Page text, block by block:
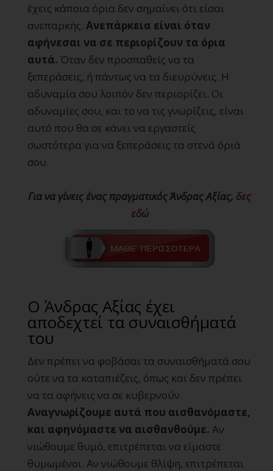
έχεις κάποια όρια δεν σημαίνει ότι είσαι
ανεπαρκής. Ανεπάρκεια είναι όταν
αφήνεσαι να σε περιορίζουν τα όρια
αυτά. Όταν δεν προσπαθείς να τα
ξεπεράσεις, ή πάντως να τα διευρύνεις. Η
αδυναμία σου λοιπόν δεν περιορίζει. Οι
αδυναμίες σου, και το να τις γνωρίζεις, είναι
αυτό που θα σε κάνει να εργαστείς
σωστότερα για να ξεπεράσεις τα στενά όριά
σου.
Για να γίνεις ένας πραγματικός Άνδρας Αξίας, δες
εδώ
Ο Άνδρας Αξίας έχει
αποδεχτεί τα συναισθήματά
του
Δεν πρέπει να φοβάσαι τα συναισθήματά σου
ούτε να τα καταπιέζεις, όπως και δεν πρέπει
να τα αφήνεις να σε κυβερνούν.
Αναγνωρίζουμε αυτά που αισθανόμαστε,
και αφηνόμαστε να αισθανθούμε. Αν
νιώθουμε θυμό, επιτρέπεται να είμαστε
θυμωμένοι. Αν νιώθουμε θλίψη, επιτρέπεται